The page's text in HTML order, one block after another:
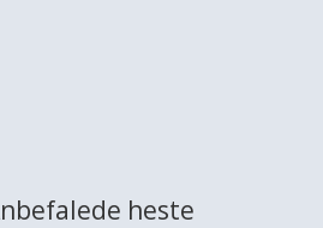
heste